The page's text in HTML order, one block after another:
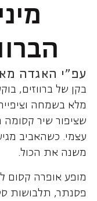
עפ"י האגדה
בקן של ברווזים,
מלא בשמחה
שציפור שיר קסומה
עצמי. כשהאביב
משנה את הכול.
מופע אופרה קסום
פסנתר, תלבושות